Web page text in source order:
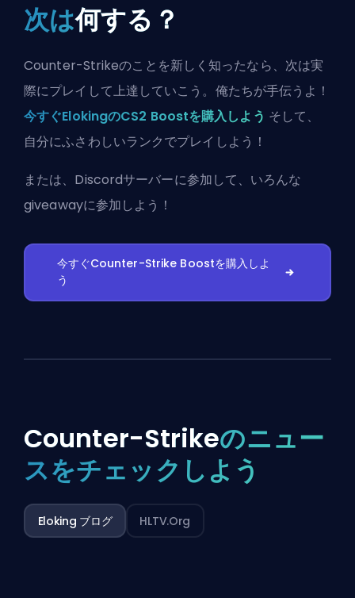
次は何する？
Counter-Strikeのことを新しく知ったなら、次は実
際にプレイして上達していこう。俺たちが手伝うよ！
今すぐElokingのCS2 Boostを購入しよう そして、
自分にふさわしいランクでプレイしよう！
または、 Discordサーバーに参加して、いろんな
giveawayに参加しよう！
今すぐCounter-Strike Boostを購入しよ
う
Counter-Strikeのニュー
スをチェックしよう
Eloking ブログ HLTV.org